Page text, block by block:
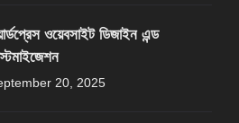
ওয়েবসাইট ডিজাইন এন্ড
20, 2025